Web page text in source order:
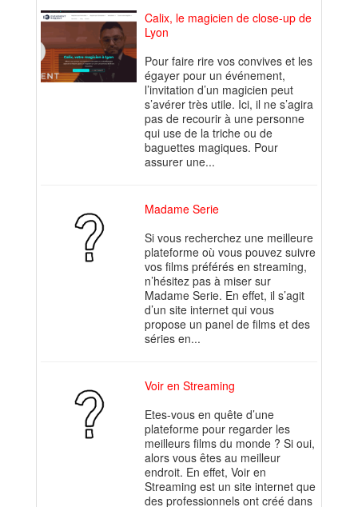
Calix, le magicien de close-up de
Lyon
Pour faire rire vos convives et les
égayer pour un événement,
l’invitation d’un magicien peut
s’avérer très utile. Ici, il ne s’agira
pas de recourir à une personne
qui use de la triche ou de
baguettes magiques. Pour
assurer une...
Madame Serie
Si vous recherchez une meilleure
plateforme où vous pouvez suivre
vos films préférés en streaming,
n’hésitez pas à miser sur
Madame Serie. En effet, il s’agit
d’un site internet qui vous
propose un panel de films et des
séries en...
Voir en Streaming
Etes-vous en quête d’une
plateforme pour regarder les
meilleurs films du monde ? Si oui,
alors vous êtes au meilleur
endroit. En effet, Voir en
Streaming est un site internet que
des professionnels ont créé dans